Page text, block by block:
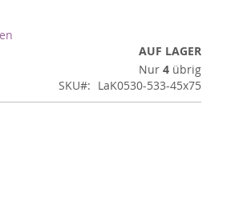
AUF LAGER
Nur 4 übrig
SKU
LaK0530-533-45x75